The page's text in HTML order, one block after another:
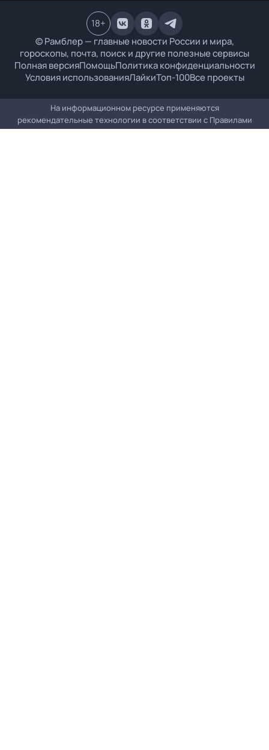
© Рамблер — главные новости России и мира,
гороскопы, почта, поиск и другие полезные сервисы
Полная версияПомощьПолитика конфиденциальности
Условия использованияЛайкиТоп-100Все проекты
18+
На информационном ресурсе применяются
рекомендательные технологии в соответствии с Правилами